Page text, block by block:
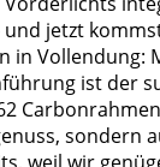
jetzt
in Vollendung:
ist der
sondern